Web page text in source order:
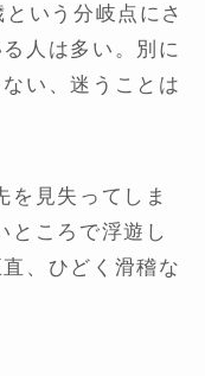
いう分岐点にさ
人は多い。別に
い、迷うことは
を見失ってしま
ところで浮遊し
、ひどく滑稽な